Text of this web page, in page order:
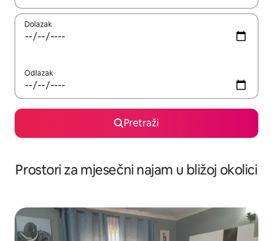
Dolazak
Odlazak
Pretraži
Prostori za mjesečni najam u bližoj okolici